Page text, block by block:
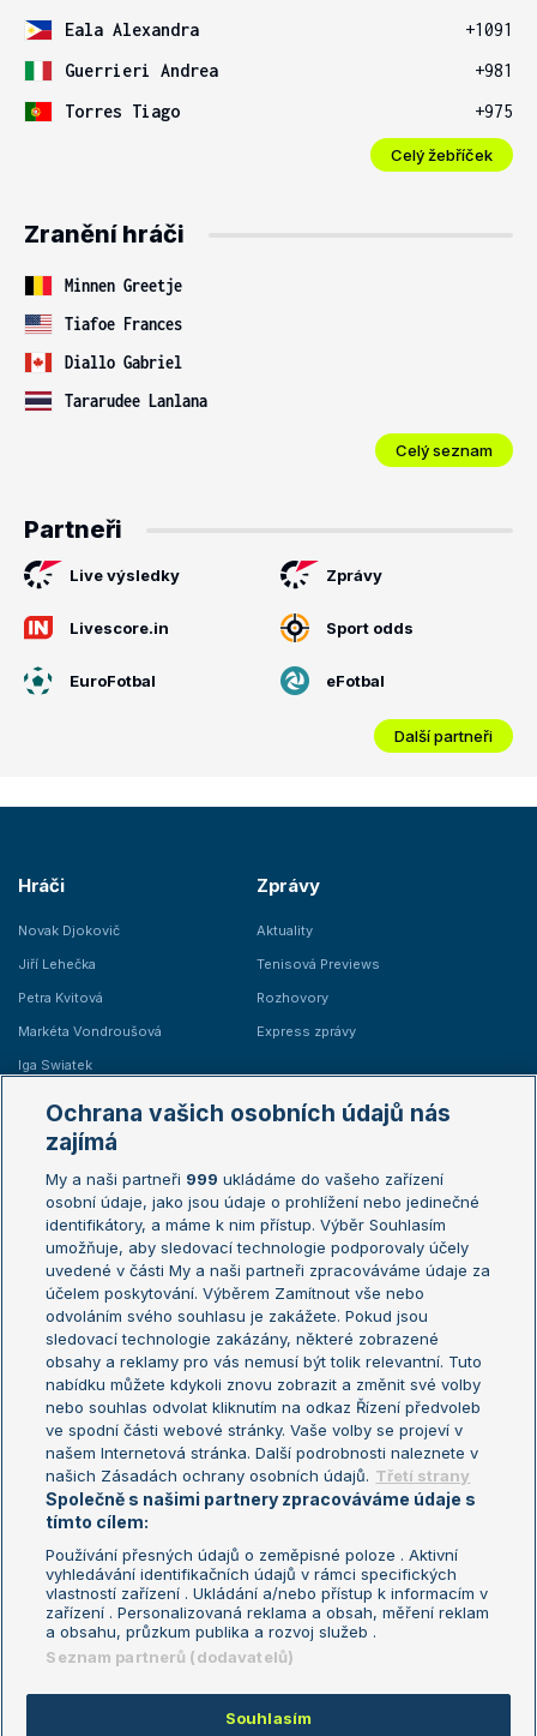
Eala Alexandra
+1091
Guerrieri Andrea
+981
Torres Tiago
+975
Celý žebříček
Zranění hráči
Minnen Greetje
Tiafoe Frances
Diallo Gabriel
Tararudee Lanlana
Celý seznam
Partneři
Live výsledky Zprávy
Livescore.in Sport odds
EuroFotbal eFotbal
Další partneři
Hráči
Novak Djokovič
Jiří Lehečka
Petra Kvitová
Markéta Vondroušová
Iga Swiatek
Zprávy
Aktuality
Tenisová Previews
Rozhovory
Express zprávy
Žebříčky
Žebříček ATP (muži)
Žebříček WTA (ženy)
Sázkařský žebříček
Australian Open
French Open
Wimbledon
US Open
Turnaj mistrů
Turnaj mistryň
Aktualní trendy
Fotbalové přestupy
Livesport Daily
LS Prague Open
Podmínky užití
Nastavení soukromí
GDPR a žurnalistika
Reklama
Kontakt
Informace o zpracování osobních
údajů
Ochrana vašich osobních údajů nás
zajímá
My a naši partneři 999 ukládáme do vašeho zařízení
osobní údaje, jako jsou údaje o prohlížení nebo jedinečné
identifikátory, a máme k nim přístup. Výběr Souhlasím
umožňuje, aby sledovací technologie podporovaly účely
uvedené v části My a naši partneři zpracováváme údaje za
účelem poskytování. Výběrem Zamítnout vše nebo
odvoláním svého souhlasu je zakážete. Pokud jsou
sledovací technologie zakázány, některé zobrazené
obsahy a reklamy pro vás nemusí být tolik relevantní. Tuto
nabídku můžete kdykoli znovu zobrazit a změnit své volby
nebo souhlas odvolat kliknutím na odkaz Řízení předvoleb
ve spodní části webové stránky. Vaše volby se projeví v
našem Internetová stránka. Další podrobnosti naleznete v
našich Zásadách ochrany osobních údajů. Třetí strany
Společně s našimi partnery zpracováváme údaje s
tímto cílem:
Používání přesných údajů o zeměpisné poloze . Aktivní
vyhledávání identifikačních údajů v rámci specifických
vlastností zařízení . Ukládání a/nebo přístup k informacím v
zařízení . Personalizovaná reklama a obsah, měření reklam
a obsahu, průzkum publika a rozvoj služeb .
Seznam partnerů (dodavatelů)
Souhlasím